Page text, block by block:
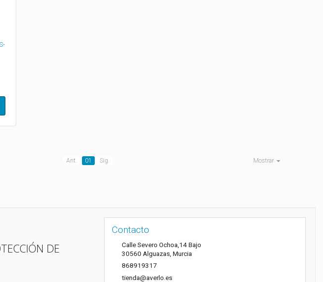
Ant. 01 Sig. Mostrar
DE
Contacto
Calle Severo Ochoa,14 Bajo
30560 Alguazas, Murcia
868919317
tienda@averlo.es